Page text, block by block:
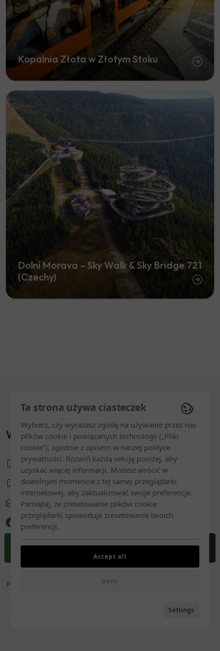
Kopalnia Złota w Złotym Stoku
Dolní Morava – Sky Walk & Sky Bridge 721
(Czechy)
Willa Marianna
+48 501144704
+48 501712434
info@willamarianna.pl
Newsletter
DOJAZD ZADZWOŃ
Ta strona używa ciasteczek
Wybierz, czy wyrażasz zgodę na używanie przez nas
plików cookie i powiązanych technologii („Pliki
cookie”), zgodnie z opisem w naszej polityce
prywatności. Rozwiń każdą sekcję poniżej, aby
uzyskać więcej informacji. Możesz wrócić w
dowolnym momencie z tej samej przeglądarki
internetowej, aby zaktualizować swoje preferencje.
Pamiętaj, że zresetowanie plików cookie
przeglądarki spowoduje zresetowanie twoich
preferencji.
Settings
Deny
Accept all